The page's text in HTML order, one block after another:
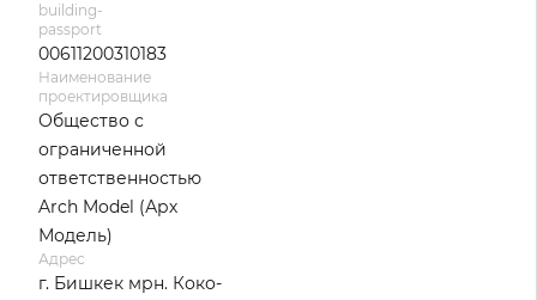
building-
passport
00611200310183
Наименование
проектировщика
Общество с
ограниченной
ответственностью
Arch Model (Арх
Модель)
Адрес
г. Бишкек мрн. Коко-